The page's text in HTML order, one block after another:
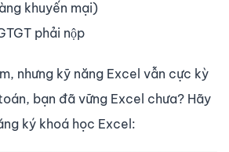
khuyến mại)
phải nộp
nhưng kỹ năng Excel vẫn cực kỳ
bạn đã vững Excel chưa? Hãy
ký khoá học Excel: